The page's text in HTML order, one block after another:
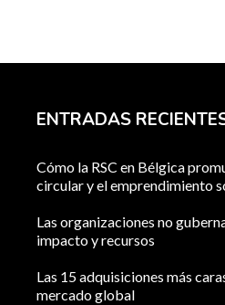
ENTRADAS
Cómo la RSC en Bélgica
circular y el emprendimiento
Las organizaciones no
impacto y recursos
Las 15 adquisiciones más
mercado global